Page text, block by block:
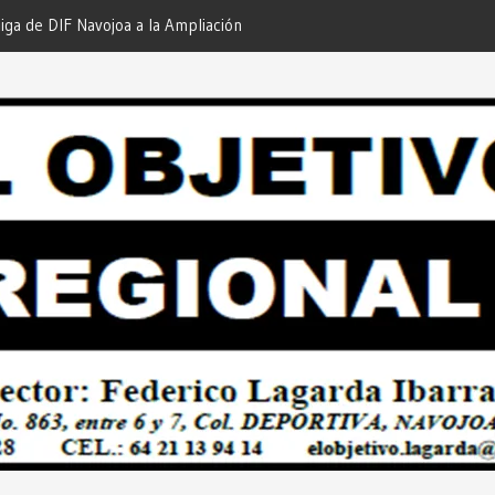
de DIF Navojoa a la Ampliación
de Servicios… Desde: Redacción
Nuestras Familias!…